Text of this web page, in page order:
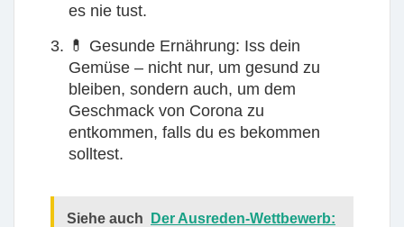
es nie tust.
💊 Gesunde Ernährung: Iss dein
Gemüse – nicht nur, um gesund zu
bleiben, sondern auch, um dem
Geschmack von Corona zu
entkommen, falls du es bekommen
solltest.
Siehe auch
Der Ausreden-Wettbewerb: